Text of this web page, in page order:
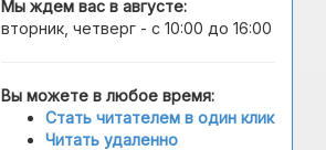
Мы ждем вас в августе:
вторник, четверг - с 10:00 до 16:00
Вы можете в любое время:
Стать читателем в один клик
Читать удаленно